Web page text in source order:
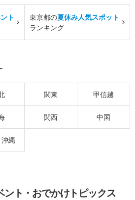
ト
東京都の夏休み人気スポット
ランキング
関東 甲信越
関西 中国
縄
ント・おでかけトピックス